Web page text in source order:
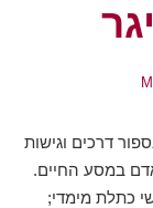
דרכים וגישות
במסע החיים.
כתלת מימדי;